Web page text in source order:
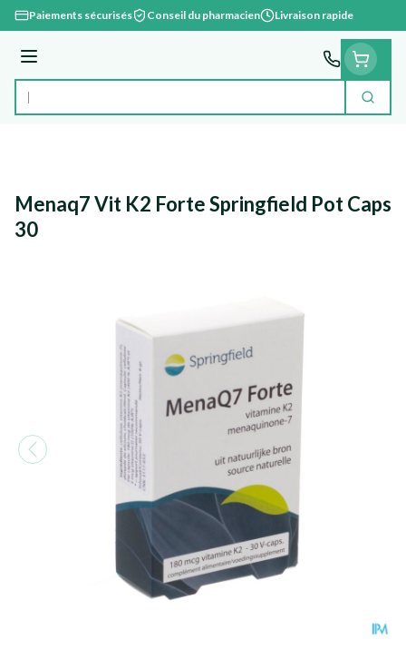
Aller au contenu
Paiements sécurisés Conseil du pharmacien Livraison rapide
Menu
Rechercher
Menaq7 Vit K2 Forte Springfield Pot Caps
30